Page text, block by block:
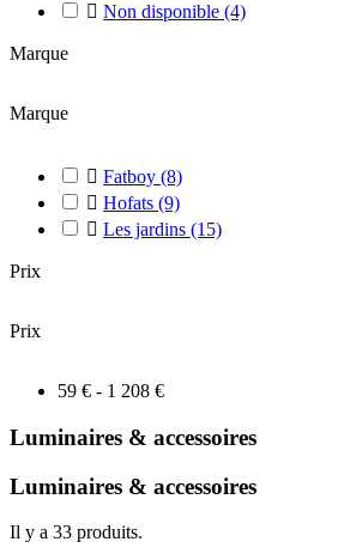
 Non disponible (4)
Marque
Marque
 Fatboy (8)
 Hofats (9)
 Les jardins (15)
Prix
Prix
59 € - 1 208 €
Luminaires & accessoires
Luminaires & accessoires
Il y a 33 produits.